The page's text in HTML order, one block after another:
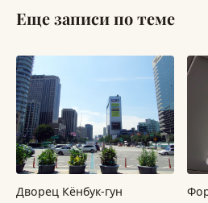
Еще записи по теме
Дворец Кёнбук-гун